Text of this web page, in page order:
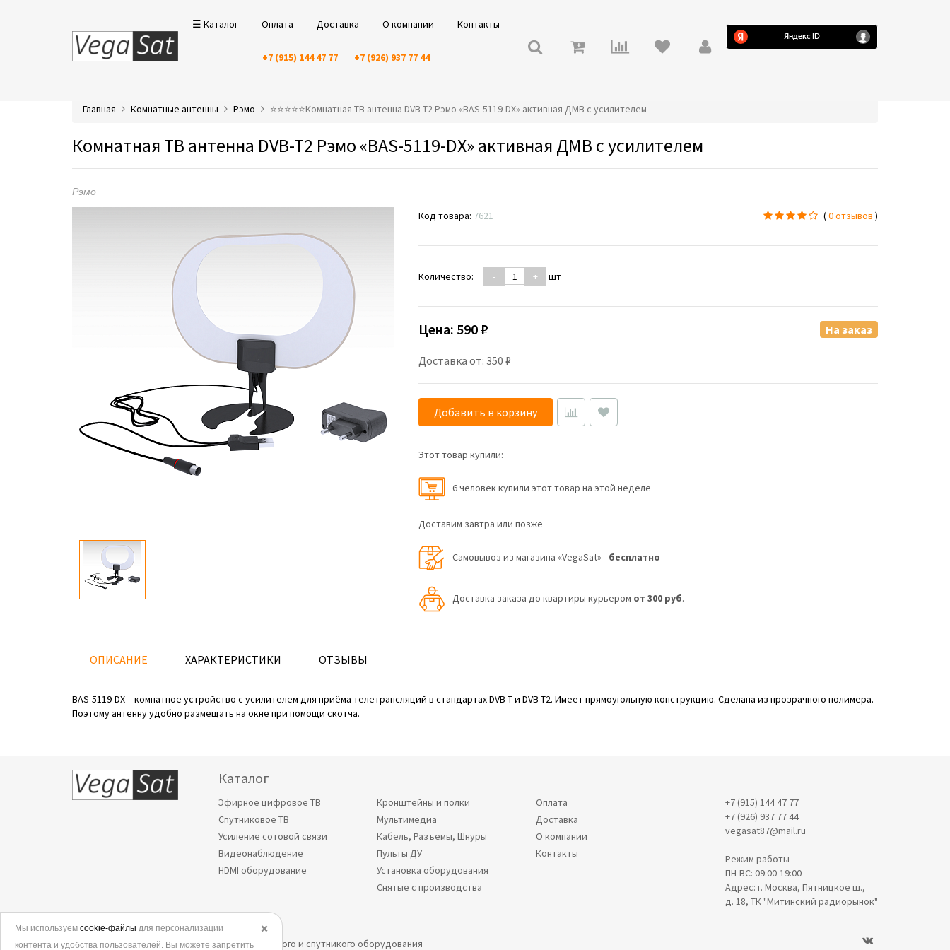
☰ Каталог Оплата Доставка О компании Контакты
+7 (915) 144 47 77 +7 (926) 937 77 44
Главная Комнатные антенны Рэмо ⭐️⭐️⭐️⭐️⭐️Комнатная ТВ антенна DVB-T2 Рэмо «BAS-5119-DX» активная ДМВ с усилителем
Комнатная ТВ антенна DVB-T2 Рэмо «BAS-5119-DX» активная ДМВ с усилителем
Рэмо
Код товара: 7621 (0 отзывов )
Количество: - + шт
Цена: 590 ₽
Доставка от: 350 ₽
На заказ
Добавить в корзину
Этот товар купили:
6 человек купили этот товар на этой неделе
Доставим завтра или позже
Самовывоз из магазина «VegaSat» - бесплатно
Доставка заказа до квартиры курьером от 300 руб.
ОПИСАНИЕ ХАРАКТЕРИСТИКИ ОТЗЫВЫ
BAS-5119-DX – комнатное устройство с усилителем для приёма телетрансляций в стандартах DVB-T и DVB-T2. Имеет прямоугольную конструкцию. Сделана из прозрачного полимера.
Поэтому антенну удобно размещать на окне при помощи скотча.
Каталог
Эфирное цифровое ТВ
Спутниковое ТВ
Усиление сотовой связи
Видеонаблюдение
HDMI оборудование
Кронштейны и полки
Мультимедиа
Кабель, Разъемы, Шнуры
Пульты ДУ
Установка оборудования
Снятые с производства
Оплата
Доставка
О компании
Контакты
+7 (915) 144 47 77
+7 (926) 937 77 44
vegasat87@mail.ru
Режим работы
ПН-ВС: 09:00-19:00
Адрес: г. Москва, Пятницкое ш.,
д. 18, ТК "Митинский радиорынок"
© 2006-2026.
Все права защищены. Интернет-магазин эфирного и спутникого оборудования
✖️
Мы используем cookie-файлы для персонализации
контента и удобства пользователей. Вы можете запретить